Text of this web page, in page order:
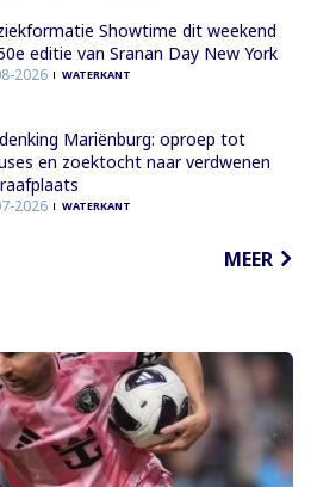
Showtime dit weekend
editie van Sranan Day New York
2026 WATERKANT
Mariënburg: oproep tot
en zoektocht naar verdwenen
2026 WATERKANT
MEER